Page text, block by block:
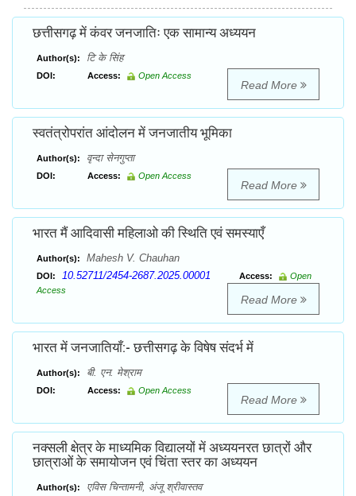
छत्तीसगढ़ में कंवर जनजातिः एक सामान्य अध्ययन
Author(s): टि के सिंह
DOI: Access: Open Access
Read More
स्वतंत्रोपरांत आंदोलन में जनजातीय भूमिका
Author(s): वृन्दा सेनगुप्ता
DOI: Access: Open Access
Read More
भारत मैं आदिवासी महिलाओ की स्थिति एवं समस्याएँ
Author(s): Mahesh V. Chauhan
DOI: 10.52711/2454-2687.2025.00001 Access:
Open
Access
Read More
भारत में जनजातियाँ:- छत्तीसगढ़ के विषेष संदर्भ में
Author(s): बी. एन. मेश्राम
DOI: Access: Open Access
Read More
नक्सली क्षेत्र के माध्यमिक विद्यालयों में अध्ययनरत छात्रों और
छात्राओं के समायोजन एवं चिंता स्तर का अध्ययन
Author(s): एविस चिन्तामनी, अंजू श्रीवास्तव